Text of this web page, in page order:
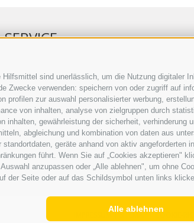
sind unerlässlich, um die Nutzung digitaler
verwenden: speichern von oder zugriff auf
zur auswahl personalisierter werbung,
von inhalten, analyse von zielgruppen durch
gewährleistung der sicherheit, verhinderung
abgleichung und kombination von daten aus
geräte anhand von aktiv
führt. Wenn Sie auf „Cookies akzeptieren"
anzupassen oder „Alle ablehnen", um ohne
der Seite oder auf das Schildsymbol unten links
Alle ablehnen
SERVICE
VERANSTALTUNGSKALENDER
KLEINANZEIGER
NÜTZLICHE LINKS
WETTER
WEBCAM
VIDEOS
TRAUER
IMPRESSUM |SITEMAP|COOKIE-